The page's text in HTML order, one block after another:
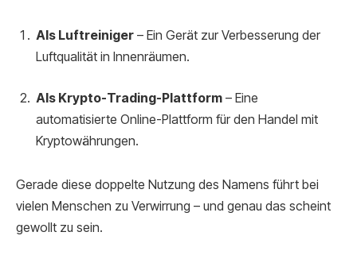
Als Luftreiniger – Ein Gerät zur Verbesserung der
Luftqualität in Innenräumen.
Als Krypto-Trading-Plattform – Eine
automatisierte Online-Plattform für den Handel mit
Kryptowährungen.
Gerade diese doppelte Nutzung des Namens führt bei
vielen Menschen zu Verwirrung – und genau das scheint
gewollt zu sein.